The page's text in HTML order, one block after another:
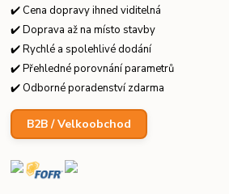
✔️ Cena dopravy ihned viditelná
✔️ Doprava až na místo stavby
✔️ Rychlé a spolehlivé dodání
✔️ Přehledné porovnání parametrů
✔️ Odborné poradenství zdarma
B2B / Velkoobchod